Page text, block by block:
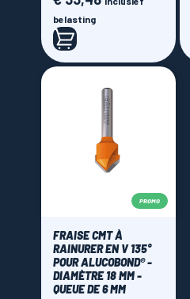
belasting
PROMO
FRAISE CMT À
RAINURER EN V 135°
POUR ALUCOBOND® -
DIAMÈTRE 18 MM -
QUEUE DE 6 MM